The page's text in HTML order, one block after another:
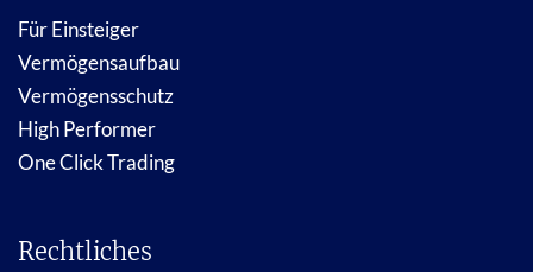
Für Einsteiger
Vermögensaufbau
Vermögensschutz
High Performer
One Click Trading
Rechtliches